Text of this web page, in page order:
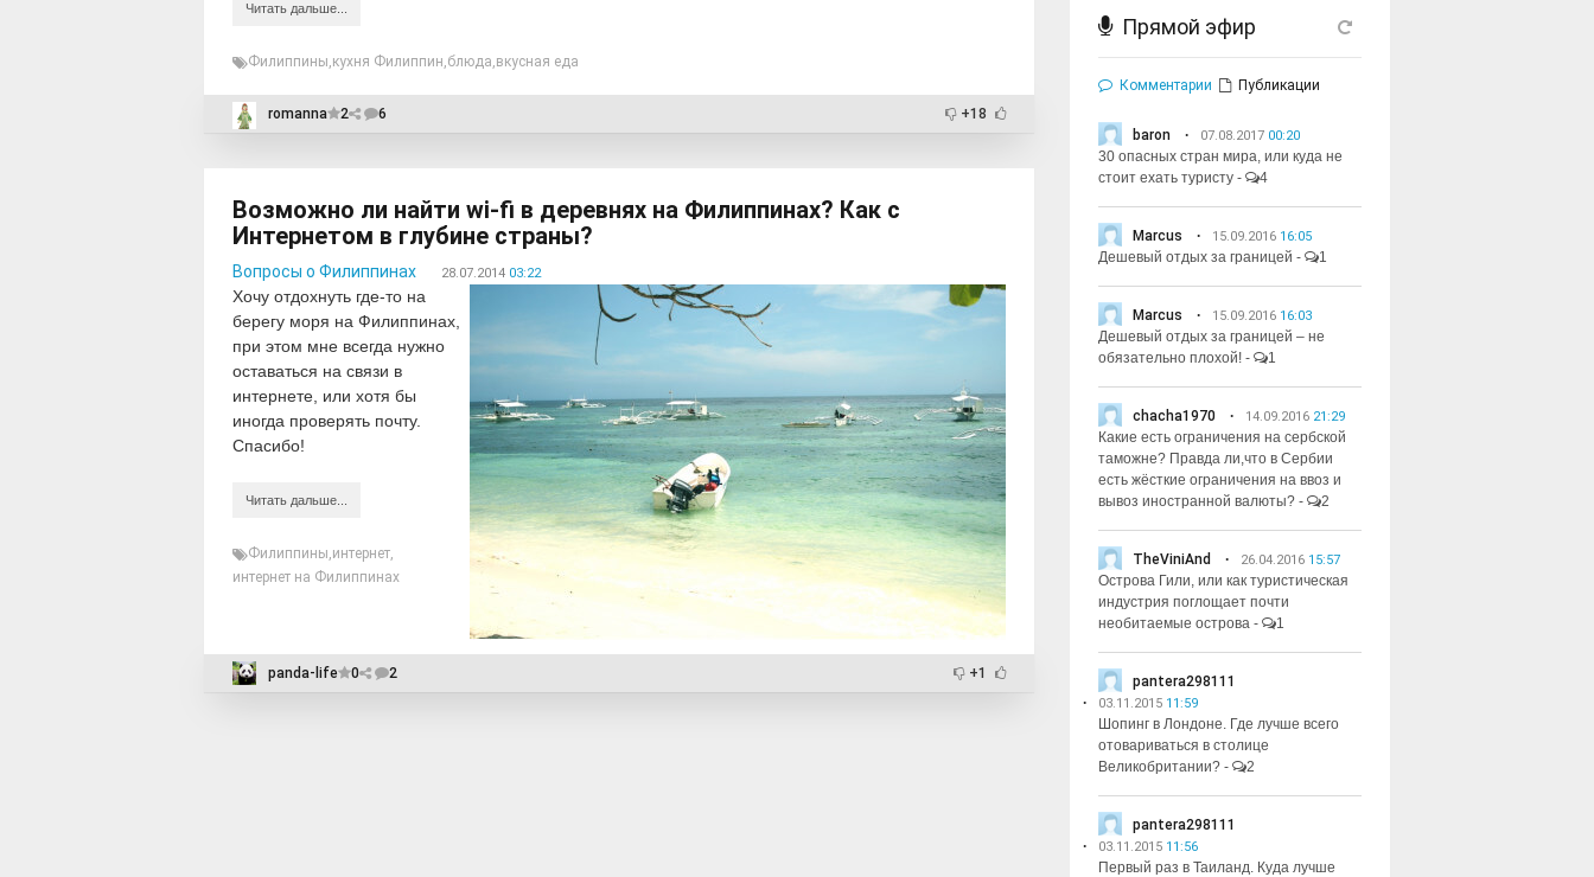
Читать дальше...
Филиппины,кухня Филиппин,блюда,вкусная еда
romanna 2 6 +18
Возможно ли найти wi-fi в деревнях на Филиппинах? Как с
Интернетом в глубине страны?
Вопросы о Филиппинах 28.07.2014 03:22
Хочу отдохнуть где-то на
берегу моря на Филиппинах,
при этом мне всегда нужно
оставаться на связи в
интернете, или хотя бы
иногда проверять почту.
Спасибо!
Читать дальше...
Филиппины,интернет,
интернет на Филиппинах
panda-life 0 2 +1
Прямой эфир
Комментарии Публикации
baron 07.08.2017 00:20
30 опасных стран мира, или куда не
стоит ехать туристу - 4
Marcus 15.09.2016 16:05
Дешевый отдых за границей - 1
Marcus 15.09.2016 16:03
Дешевый отдых за границей – не
обязательно плохой! - 1
chacha1970 14.09.2016 21:29
Какие есть ограничения на сербской
таможне? Правда ли,что в Сербии
есть жёсткие ограничения на ввоз и
вывоз иностранной валюты? - 2
TheViniAnd 26.04.2016 15:57
Острова Гили, или как туристическая
индустрия поглощает почти
необитаемые острова - 1
pantera298111
03.11.2015 11:59
Шопинг в Лондоне. Где лучше всего
отовариваться в столице
Великобритании? - 2
pantera298111
03.11.2015 11:56
Первый раз в Таиланд. Куда лучше